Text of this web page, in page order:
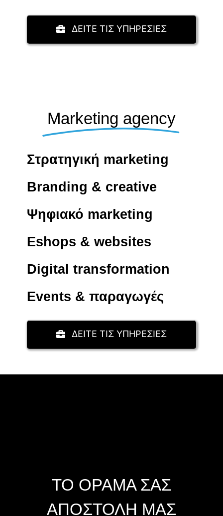
ΔΕΙΤΕ ΤΙΣ ΥΠΗΡΕΣΙΕΣ
Marketing agency
Στρατηγική marketing
Branding & creative
Ψηφιακό marketing
Eshops & websites
Digital transformation
Events & παραγωγές
ΔΕΙΤΕ ΤΙΣ ΥΠΗΡΕΣΙΕΣ
ΤΟ ΟΡΑΜΑ ΣΑΣ
ΑΠΟΣΤΟΛΗ ΜΑΣ